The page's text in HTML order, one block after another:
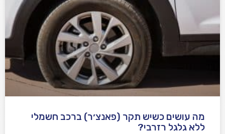
מה עושים כשיש תקר (פאנצ׳ר) ברכב חשמלי
ללא גלגל רזרבי?